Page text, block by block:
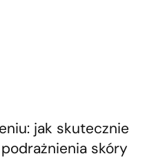
jak skutecznie
skóry